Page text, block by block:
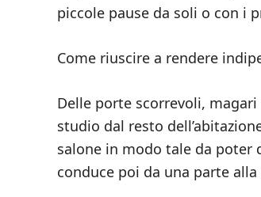
piccole pause da soli o con i
Come riuscire a rendere
Delle porte scorrevoli,
studio dal resto
salone in modo tale da poter
conduce poi da una parte